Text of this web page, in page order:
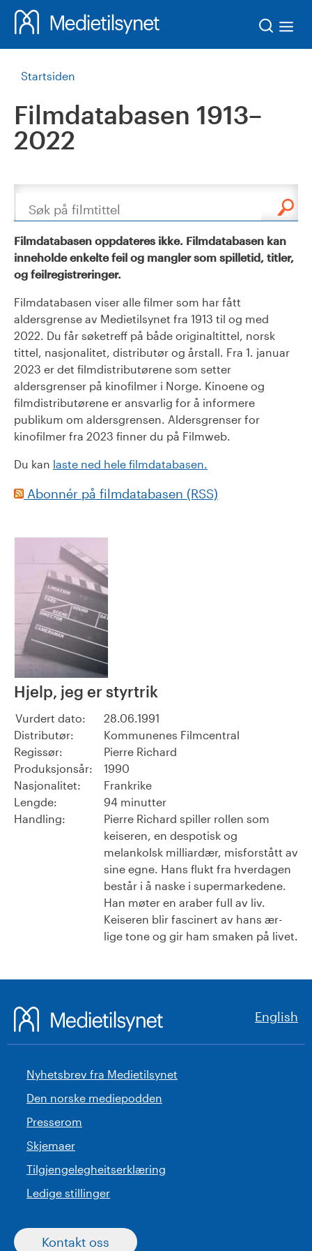
Startsiden
Filmdatabasen 1913–
2022
Søk
Filmdatabasen oppdateres ikke. Filmdatabasen kan
inneholde enkelte feil og mangler som spilletid, titler,
og feilregistreringer.
Filmdatabasen viser alle filmer som har fått
aldersgrense av Medietilsynet fra 1913 til og med
2022. Du får søketreff på både originaltittel, norsk
tittel, nasjonalitet, distributør og årstall. Fra 1. januar
2023 er det filmdistributørene som setter
aldersgrenser på kinofilmer i Norge. Kinoene og
filmdistributørene er ansvarlig for å informere
publikum om aldersgrensen. Aldersgrenser for
kinofilmer fra 2023 finner du på Filmweb.
Du kan laste ned hele filmdatabasen.
Abonnér på filmdatabasen (RSS)
Hjelp, jeg er styrtrik
Vurdert dato:
28.06.1991
Distributør:
Kommunenes Filmcentral
Regissør:
Pierre Richard
Produksjonsår:
1990
Nasjonalitet:
Frankrike
Lengde:
94 minutter
Handling:
Pierre Richard spiller rollen som
keiseren, en despotisk og
melankolsk milliardær, misforstått av
sine egne. Hans flukt fra hverdagen
består i å naske i supermarkedene.
Han møter en araber full av liv.
Keiseren blir fascinert av hans ær-
lige tone og gir ham smaken på livet.
English
Nyhetsbrev fra Medietilsynet
Den norske mediepodden
Presserom
Skjemaer
Tilgjengelegheitserklæring
Ledige stillinger
Kontakt oss